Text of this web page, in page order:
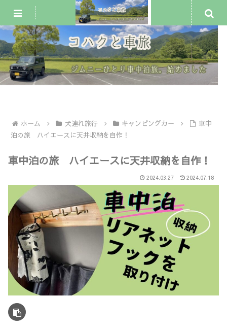
ジムニー車中泊・一人旅 犬連れ旅行 車中泊スポット
ホーム 犬連れ旅行 キャンピングカー
車中
泊の旅 ハイエースに天井収納を自作！
車中泊の旅 ハイエースに天井収納を自作！
2024.03.27 2024.07.18